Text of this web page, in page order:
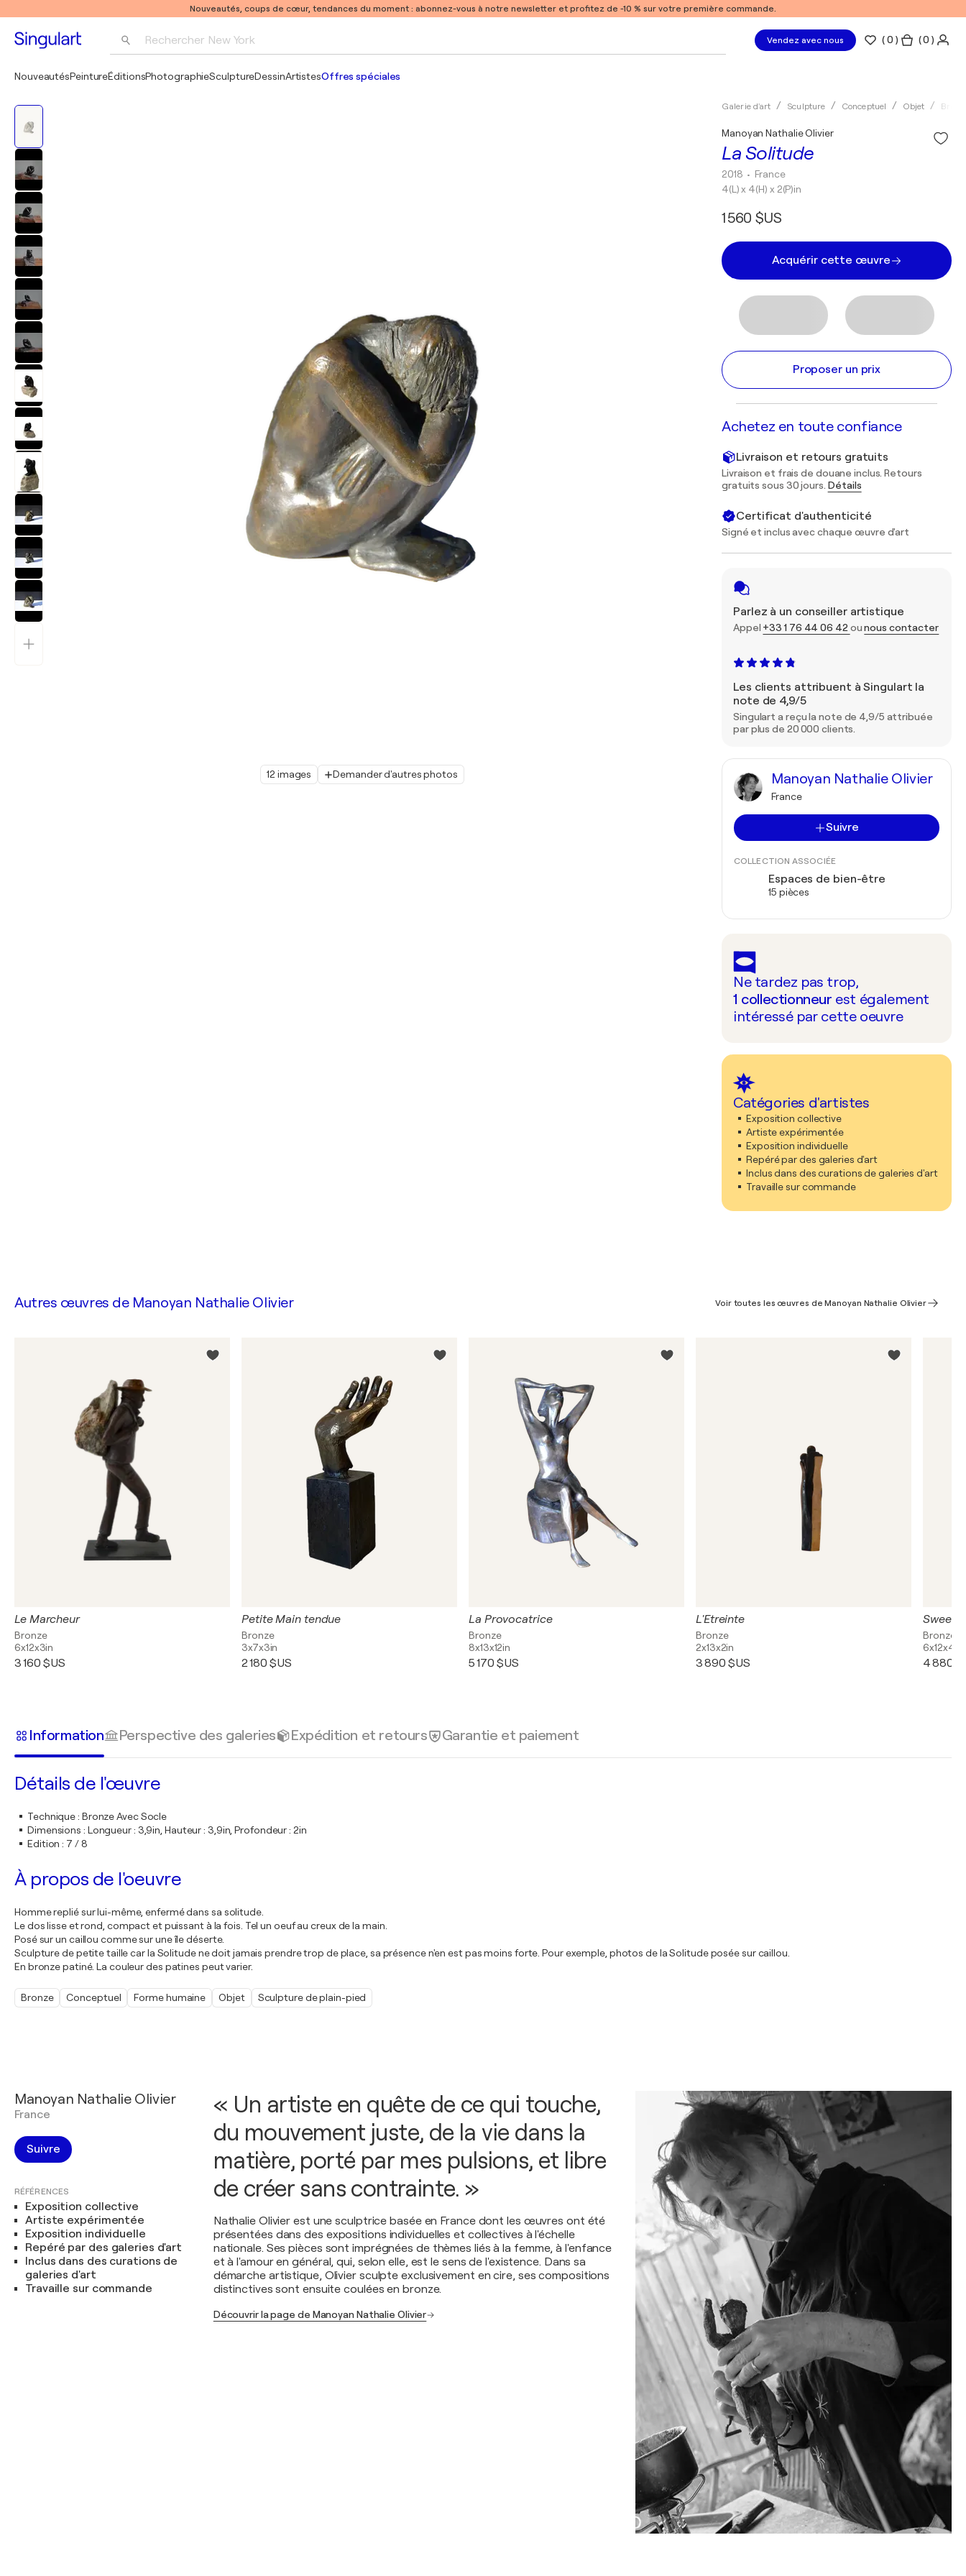
Nouveautés, coups de cœur, tendances du moment : abonnez-vous à notre newsletter et profitez de -10 % sur votre première commande.
Rechercher New York Vendez avec nous (0 ) ( 0 )
NouveautésPeintureÉditionsPhotographieSculptureDessinArtistesOffres spéciales
12 images Demander d'autres photos
Galerie d'art Sculpture Conceptuel Objet
La Solitude
Manoyan Nathalie Olivier
2018 • France
4(L) x 4(H) x 2(P)in
1 560 $US
Acquérir cette œuvre
Proposer un prix
Achetez en toute confiance
Livraison et retours gratuits
Livraison et frais de douane inclus. Retours
gratuits sous 30 jours. Détails
Certificat d'authenticité
Signé et inclus avec chaque œuvre d'art
Parlez à un conseiller artistique
Appel +33 1 76 44 06 42 ounous contacter
Les clients attribuent à Singulart la
note de 4,9/5
Singulart a reçu la note de 4,9/5 attribuée
par plus de 20 000 clients.
Manoyan Nathalie Olivier
France
Suivre
COLLECTION ASSOCIÉE
Espaces de bien-être
15 pièces
Ne tardez pas trop,
1 collectionneur est également
intéressé par cette oeuvre
Catégories d'artistes
Exposition collective
Artiste expérimentée
Exposition individuelle
Repéré par des galeries d'art
Inclus dans des curations de galeries d'art
Travaille sur commande
Autres œuvres de Manoyan Nathalie Olivier Voir toutes les œuvres de Manoyan Nathalie Olivier
Le Marcheur
Bronze
6x12x3in
3 160 $US
Petite Main tendue
Bronze
3x7x3in
2 180 $US
La Provocatrice
Bronze
8x13x12in
5 170 $US
L'Etreinte
Bronze
2x13x2in
3 890 $US
Sweet
Bronze
6x12x4in
4 880
Information Perspective des galeries Expédition et retours Garantie et paiement
Détails de l'œuvre
Technique: Bronze Avec Socle
Dimensions : Longueur : 3,9in, Hauteur : 3,9in, Profondeur : 2in
Edition : 7 / 8
À propos de l'oeuvre
Homme replié sur lui-même, enfermé dans sa solitude.
Le dos lisse et rond, compact et puissant à la fois. Tel un oeuf au creux de la main.
Posé sur un caillou comme sur une île déserte.
Sculpture de petite taille car la Solitude ne doit jamais prendre trop de place, sa présence n'en est pas moins forte. Pour exemple, photos de la Solitude posée sur caillou.
En bronze patiné. La couleur des patines peut varier.
Bronze Conceptuel Forme humaine Objet Sculpture de plain-pied
Manoyan Nathalie Olivier
France
Suivre
RÉFÉRENCES
Exposition collective
Artiste expérimentée
Exposition individuelle
Repéré par des galeries d'art
Inclus dans des curations de
galeries d'art
Travaille sur commande
« Un artiste en quête de ce qui touche,
du mouvement juste, de la vie dans la
matière, porté par mes pulsions, et libre
de créer sans contrainte. »
Nathalie Olivier est une sculptrice basée en France dont les œuvres ont été
présentées dans des expositions individuelles et collectives à l'échelle
nationale. Ses pièces sont imprégnées de thèmes liés à la femme, à l'enfance
et à l'amour en général, qui, selon elle, est le sens de l'existence. Dans sa
démarche artistique, Olivier sculpte exclusivement en cire, ses compositions
distinctives sont ensuite coulées en bronze.
Découvrir la page de Manoyan Nathalie Olivier